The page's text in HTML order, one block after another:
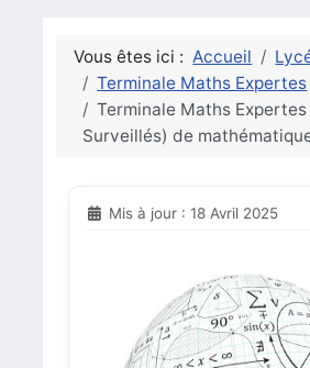
Vous êtes ici : Accueil
Terminale Maths Expertes
Terminale Maths
Surveillés) de
Mis à jour : 18 Avril 2025